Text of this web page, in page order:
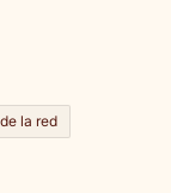
la red